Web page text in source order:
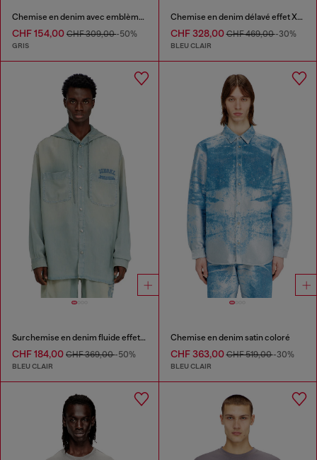
Chemise en denim avec emblème brodé
CHF 154,00 CHF 309,00-50%
GRIS
Chemise en denim délavé effet X-Ray fluide
CHF 328,00CHF 469,00-30%
BLEU CLAIR
Surchemise en denim fluide effet sali
CHF 184,00 CHF 369,00-50%
BLEU CLAIR
Chemise en denim satin coloré
CHF 363,00CHF 519,00-30%
BLEU CLAIR